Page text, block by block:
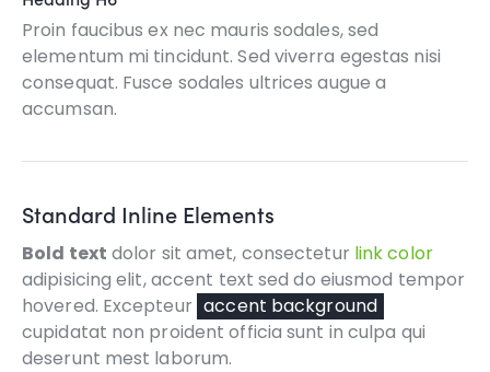
Proin faucibus ex nec mauris sodales, sed
elementum mi tincidunt. Sed viverra egestas nisi
consequat. Fusce sodales ultrices augue a
accumsan.
Standard Inline Elements
Bold text dolor sit amet, consectetur link color
adipisicing elit, accent text sed do eiusmod tempor
hovered. Excepteur accent background
cupidatat non proident officia sunt in culpa qui
deserunt mest laborum.